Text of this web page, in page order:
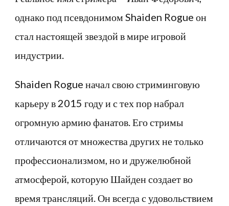
однако под псевдонимом Shaiden Rogue он
стал настоящей звездой в мире игровой
индустрии.
Shaiden Rogue начал свою стриминговую
карьеру в 2015 году и с тех пор набрал
огромную армию фанатов. Его стримы
отличаются от множества других не только
профессионализмом, но и дружелюбной
атмосферой, которую Шайден создает во
время трансляций. Он всегда с удовольствием